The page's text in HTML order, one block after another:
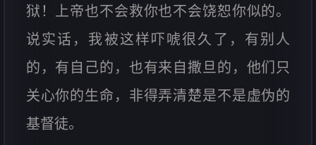
狱！上帝也不会救你也不会饶恕你似的。
说实话，我被这样吓唬很久了，有别人
的，有自己的，也有来自撒旦的，他们只
关心你的生命，非得弄清楚是不是虚伪的
基督徒。